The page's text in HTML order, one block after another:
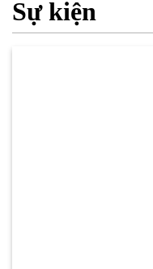
Sự kiện